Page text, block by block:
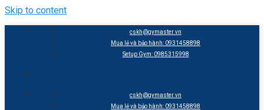
Skip to content
cskh@gymaster.vn
Mua lẻ và bảo hành: 0931458898
Setup Gym: 0985315998
cskh@gymaster.vn
Mua lẻ và bảo hành: 0931458898